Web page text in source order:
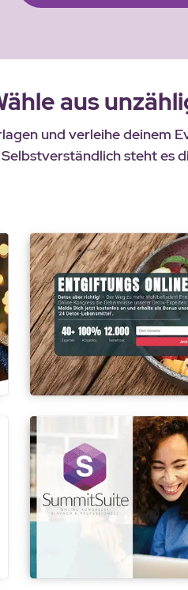
aus
und verleihe
steht es